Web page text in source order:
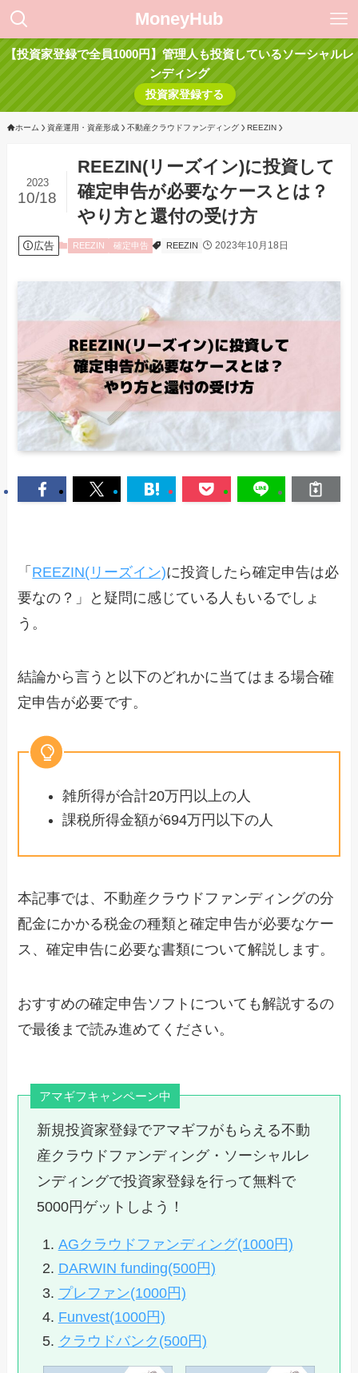
MoneyHub
【投資家登録で全員1000円】管理人も投資しているソーシャルレ
ンディング
投資家登録する
ホーム 資産運用・資産形成 不動産クラウドファンディング REEZIN
REEZIN(リーズイン)に投資して
確定申告が必要なケースとは？
やり方と還付の受け方
2023
10/18
広告 REEZIN 確定申告 REEZIN 2023年10月18日
「 REEZIN(リーズイン)に投資したら確定申告は必
要なの？」と疑問に感じている人もいるでしょ
う。
結論から言うと以下のどれかに当てはまる場合確
定申告が必要です。
雑所得が合計20万円以上の人
課税所得金額が694万円以下の人
本記事では、不動産クラウドファンディングの分
配金にかかる税金の種類と確定申告が必要なケー
ス、確定申告に必要な書類について解説します。
おすすめの確定申告ソフトについても解説するの
で最後まで読み進めてください。
アマギフキャンペーン中
新規投資家登録でアマギフがもらえる不動
産クラウドファンディング・ソーシャルレ
ンディングで投資家登録を行って無料で
5000円ゲットしよう！
AGクラウドファンディング(1000円)
DARWIN funding(500円)
プレファン(1000円)
Funvest(1000円)
クラウドバンク(500円)